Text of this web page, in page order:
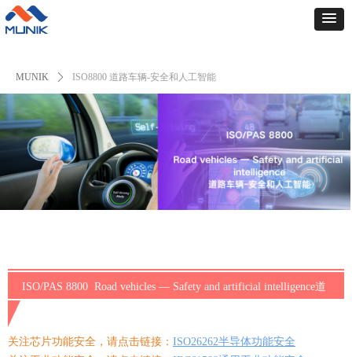
MUNIK ꄲ ISO8800 道路车辆-安全和人工智能
ISO/PAS 8800 Road vehicles — Safety and artificial intelligence道
关注芯片功能安全，请点击链接： ISO26262半导体功能安全